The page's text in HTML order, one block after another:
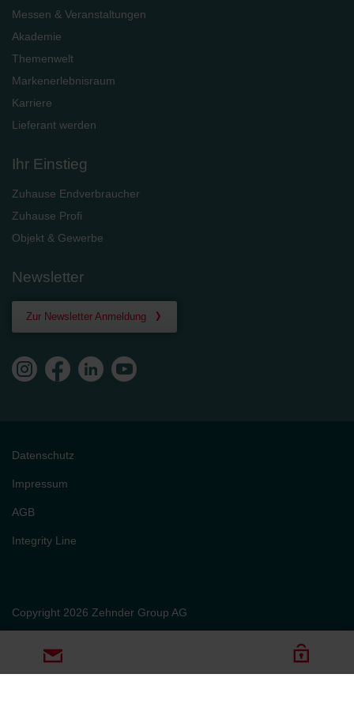
Messen & Veranstaltungen
Akademie
Themenwelt
Markenerlebnisraum
Karriere
Lieferant werden
Ihr Einstieg
Zuhause Endverbraucher
Zuhause Profi
Objekt & Gewerbe
Newsletter
Zur Newsletter Anmeldung
Copyright 2026 Zehnder Group AG
Datenschutz
Impressum
AGB
Integrity Line